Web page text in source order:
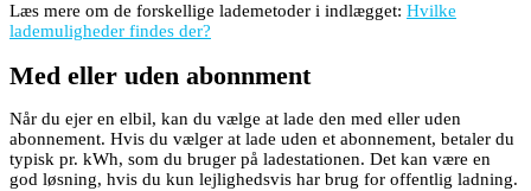
Læs mere om de forskellige lademetoder i indlægget: Hvilke
lademuligheder findes der?
Med eller uden abonnment
Når du ejer en elbil, kan du vælge at lade den med eller uden
abonnement. Hvis du vælger at lade uden et abonnement, betaler du
typisk pr. kWh, som du bruger på ladestationen. Det kan være en
god løsning, hvis du kun lejlighedsvis har brug for offentlig ladning.